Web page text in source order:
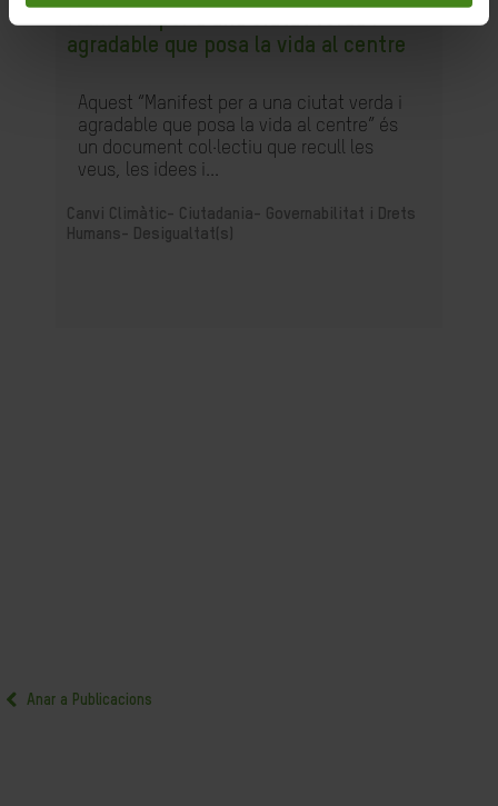
Manifest per a una ciutat verda i
agradable que posa la vida al centre
Aquest “Manifest per a una ciutat verda i
agradable que posa la vida al centre” és
un document col·lectiu que recull les
veus, les idees i...
Canvi Climàtic- Ciutadania- Governabilitat i Drets
Humans- Desigualtat(s)
Anar a Publicacions